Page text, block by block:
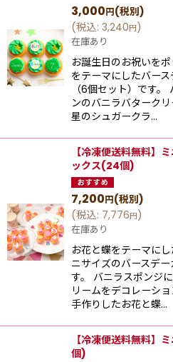
3,000円(税別)
(税込: 3,240円)
在庫あり
お誕生日のお祝いを
をテーマにしたバー
（6個セット）です
ンのバニラバターク
星のシュガークラ…
【冷凍便送料無料】
ックス(24個)
7,200円(税別)
(税込: 7,776円)
在庫あり
お花と蝶をテーマに
ニサイズのバースデ
す。 バニラスポンジ
リームをデコレーシ
手作りしたお花と蝶…
【冷凍便送料無料】
個)